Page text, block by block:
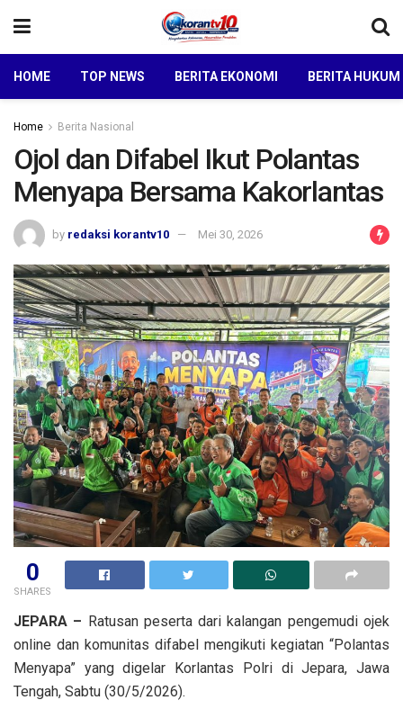
HOME TOP NEWS BERITA EKONOMI BERITA
Home Berita Nasional
Ojol dan Difabel Ikut Polantas
Menyapa Bersama Kakorlantas
by redaksi korantv10 Mei 30, 2026
0
SHARES
JEPARA – Ratusan peserta dari kalangan pengemudi ojek
online dan komunitas difabel mengikuti kegiatan “Polantas
Menyapa” yang digelar Korlantas Polri di Jepara, Jawa
Tengah, Sabtu (30/5/2026).